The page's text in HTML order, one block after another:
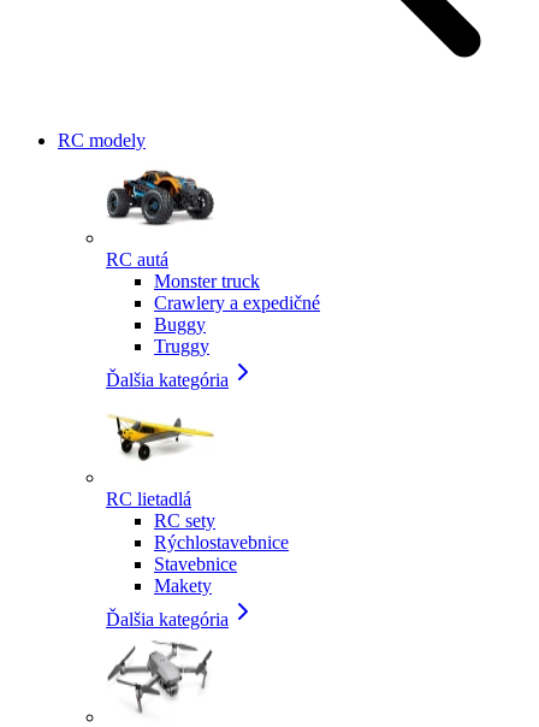
RC modely
RC autá
Monster truck
Crawlery a expedičné
Buggy
Truggy
Ďalšia kategória
RC lietadlá
RC sety
Rýchlostavebnice
Stavebnice
Makety
Ďalšia kategória